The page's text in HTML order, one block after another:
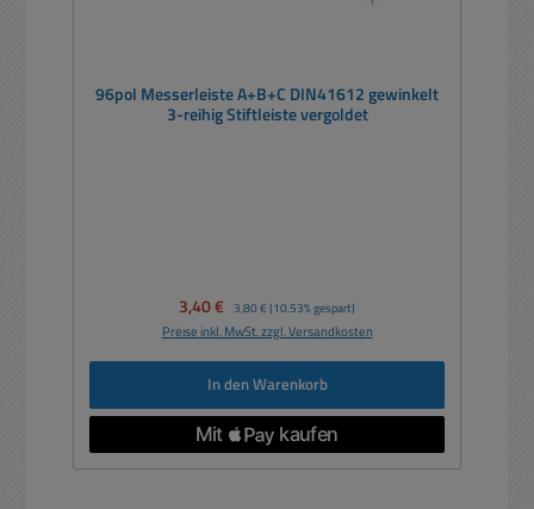
96pol Messerleiste A+B+C DIN41612 gewinkelt
3-reihig Stiftleiste vergoldet
Verkaufspreis:
3,40 € Regulärer Preis:
3,80 € (10.53% gespart)
Preise inkl. MwSt. zzgl. Versandkosten
In den Warenkorb